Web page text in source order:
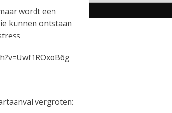
wordt een
kunnen ontstaan
vergroten: